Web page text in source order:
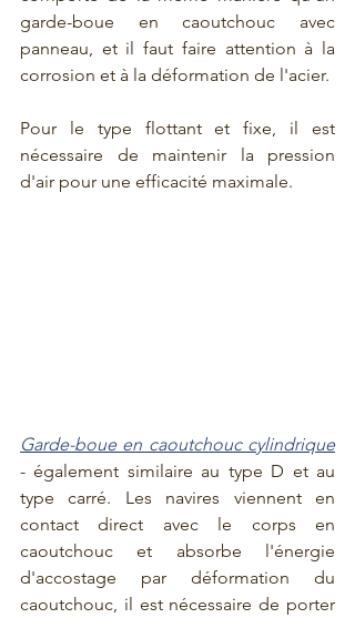
garde-boue en caoutchouc avec
panneau, et il faut faire attention à la
corrosion et à la déformation de l'acier.
Pour le type flottant et fixe, il est
nécessaire de maintenir la pression
d'air pour une efficacité maximale.
Garde-boue en caoutchouc cylindrique
- également similaire au type D et au
type carré. Les navires viennent en
contact direct avec le corps en
caoutchouc et absorbe l'énergie
d'accostage par déformation du
caoutchouc, il est nécessaire de porter